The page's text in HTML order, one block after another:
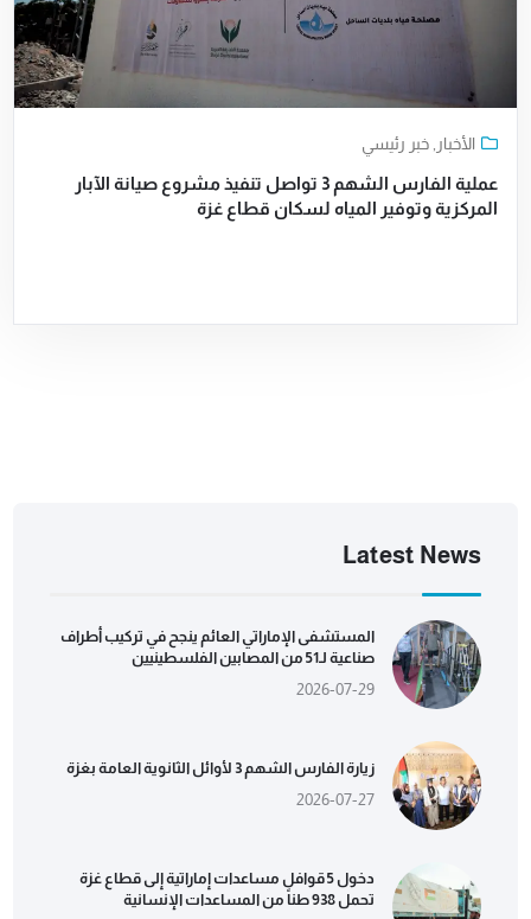
الأخبار ,خبر رئيسي
عملية الفارس الشهم 3 تواصل تنفيذ مشروع صيانة الآبار
المركزية وتوفير المياه لسكان قطاع غزة
Latest News
المستشفى الإماراتي العائم ينجح في تركيب أطراف
صناعية لـ51 من المصابين الفلسطينيين
2026-07-29
زيارة الفارس الشهم 3 لأوائل الثانوية العامة بغزة
2026-07-27
دخول 5 قوافل مساعدات إماراتية إلى قطاع غزة
تحمل 938 طناً من المساعدات الإنسانية